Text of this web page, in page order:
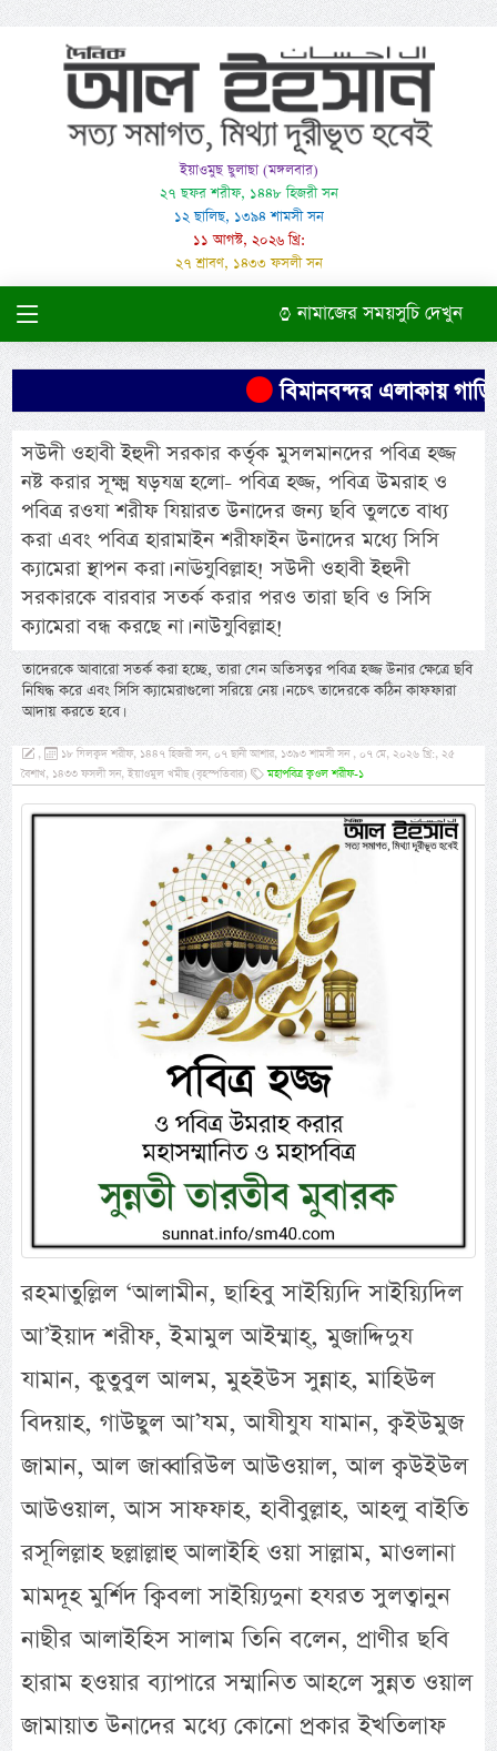
ইয়াওমুছ ছুলাছা (মঙ্গলবার)
২৭ ছফর শরীফ, ১৪৪৮ হিজরী সন
১২ ছালিছ, ১৩৯৪ শামসী সন
১১ আগস্ট, ২০২৬ খ্রি:
২৭ শ্রাবণ, ১৪৩৩ ফসলী সন
নামাজের সময়সুচি দেখুন
বিমানবন্দর এলাকায়
সউদী ওহাবী ইহুদী সরকার কর্তৃক মুসলমানদের পবিত্র হজ্জ
নষ্ট করার সূক্ষ্ম ষড়যন্ত্র হলো- পবিত্র হজ্জ, পবিত্র উমরাহ ও
পবিত্র রওযা শরীফ যিয়ারত উনাদের জন্য ছবি তুলতে বাধ্য
করা এবং পবিত্র হারামাইন শরীফাইন উনাদের মধ্যে সিসি
ক্যামেরা স্থাপন করা। নাঊযুবিল্লাহ! সউদী ওহাবী ইহুদী
সরকারকে বারবার সতর্ক করার পরও তারা ছবি ও সিসি
ক্যামেরা বন্ধ করছে না। নাউযুবিল্লাহ!
তাদেরকে আবারো সতর্ক করা হচ্ছে, তারা যেন অতিসত্বর পবিত্র হজ্জ উনার ক্ষেত্রে ছবি
নিষিদ্ধ করে এবং সিসি ক্যামেরাগুলো সরিয়ে নেয়। নচেৎ তাদেরকে কঠিন কাফফারা
আদায় করতে হবে।
,
১৮ যিলক্বদ শরীফ, ১৪৪৭ হিজরী সন, ০৭ ছানী আশার, ১৩৯৩ শামসী সন , ০৭ মে, ২০২৬ খ্রি:, ২৫
বৈশাখ, ১৪৩৩ ফসলী সন, ইয়াওমুল খমীছ (বৃহস্পতিবার)
মহাপবিত্র ক্বওল শরীফ-১
রহমাতুল্লিল ‘আলামীন, ছাহিবু সাইয়্যিদি সাইয়্যিদিল
আ’ইয়াদ শরীফ, ইমামুল আইম্মাহ্, মুজাদ্দিদুয
যামান, কুতুবুল আলম, মুহইউস সুন্নাহ, মাহিউল
বিদয়াহ, গাউছুল আ’যম, আযীযুয যামান, ক্বইউমুজ
জামান, আল জাব্বারিউল আউওয়াল, আল ক্বউইউল
আউওয়াল, আস সাফফাহ, হাবীবুল্লাহ, আহলু বাইতি
রসূলিল্লাহ ছল্লাল্লাহু আলাইহি ওয়া সাল্লাম, মাওলানা
মামদূহ মুর্শিদ ক্বিবলা সাইয়্যিদুনা হযরত সুলত্বানুন
নাছীর আলাইহিস সালাম তিনি বলেন, প্রাণীর ছবি
হারাম হওয়ার ব্যাপারে সম্মানিত আহলে সুন্নত ওয়াল
জামায়াত উনাদের মধ্যে কোনো প্রকার ইখতিলাফ